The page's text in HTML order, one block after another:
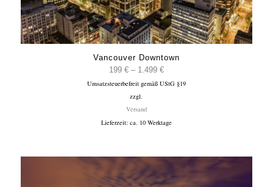
Vancouver Downtown
199 € – 1.499 €Preisspanne:
199 €
Umsatzsteuerbefreit gemäß UStG §19
zzgl.
Versand
Lieferzeit: ca. 10 Werktage